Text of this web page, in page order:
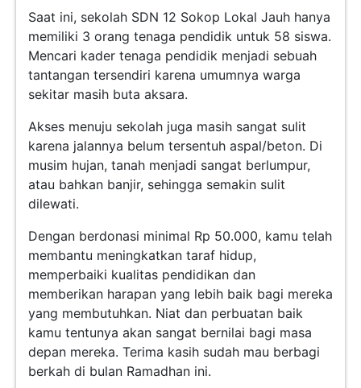
Saat ini, sekolah SDN 12 Sokop Lokal Jauh hanya
memiliki 3 orang tenaga pendidik untuk 58 siswa.
Mencari kader tenaga pendidik menjadi sebuah
tantangan tersendiri karena umumnya warga
sekitar masih buta aksara.
Akses menuju sekolah juga masih sangat sulit
karena jalannya belum tersentuh aspal/beton. Di
musim hujan, tanah menjadi sangat berlumpur,
atau bahkan banjir, sehingga semakin sulit
dilewati.
Dengan berdonasi minimal Rp 50.000, kamu telah
membantu meningkatkan taraf hidup,
memperbaiki kualitas pendidikan dan
memberikan harapan yang lebih baik bagi mereka
yang membutuhkan. Niat dan perbuatan baik
kamu tentunya akan sangat bernilai bagi masa
depan mereka. Terima kasih sudah mau berbagi
berkah di bulan Ramadhan ini.